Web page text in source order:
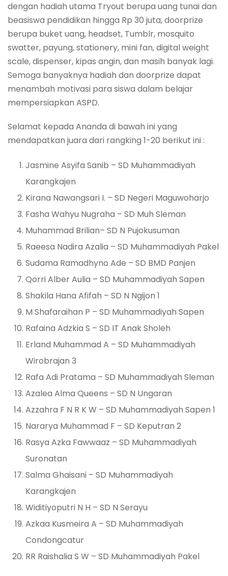
dengan hadiah utama Tryout berupa uang tunai dan
beasiswa pendidikan hingga Rp 30 juta, doorprize
berupa buket uang, headset, Tumblr, mosquito
swatter, payung, stationery, mini fan, digital weight
scale, dispenser, kipas angin, dan masih banyak lagi.
Semoga banyaknya hadiah dan doorprize dapat
menambah motivasi para siswa dalam belajar
mempersiapkan ASPD.
Selamat kepada Ananda di bawah ini yang
mendapatkan juara dari rangking 1-20 berikut ini :
Jasmine Asyifa Sanib – SD Muhammadiyah
Karangkajen
Kirana Nawangsari I. – SD Negeri Maguwoharjo
Fasha Wahyu Nugraha – SD Muh Sleman
Muhammad Brilian– SD N Pujokusuman
Raeesa Nadira Azalia – SD Muhammadiyah Pakel
Sudama Ramadhyno Ade – SD BMD Panjen
Qorri Alber Aulia – SD Muhammadiyah Sapen
Shakila Hana Afifah – SD N Ngijon 1
M Shafaraihan P – SD Muhammadiyah Sapen
Rafaina Adzkia S – SD IT Anak Sholeh
Erland Muhammad A – SD Muhammadiyah
Wirobrajan 3
Rafa Adi Pratama – SD Muhammadiyah Sleman
Azalea Alma Queens – SD N Ungaran
Azzahra F N R K W – SD Muhammadiyah Sapen 1
Nararya Muhammad F – SD Keputran 2
Rasya Azka Fawwaaz – SD Muhammadiyah
Suronatan
Salma Ghaisani – SD Muhammadiyah
Karangkajen
Widitiyoputri N H – SD N Serayu
Azkaa Kusmeira A – SD Muhammadiyah
Condongcatur
RR Raishalia S W – SD Muhammadiyah Pakel